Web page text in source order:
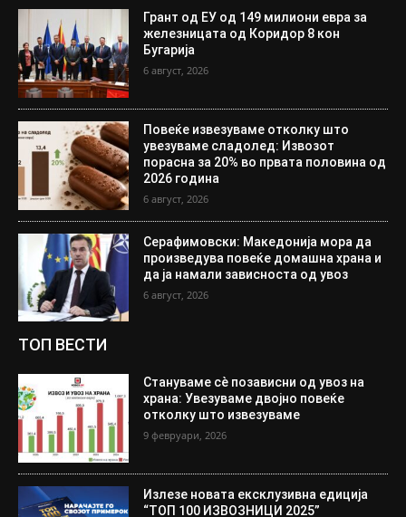
Грант од ЕУ од 149 милиони евра за
железницата од Коридор 8 кон
Бугарија
6 август, 2026
Повеќе извезуваме отколку што
увезуваме сладолед: Извозот
порасна за 20% во првата половина од
2026 година
6 август, 2026
Серафимовски: Македонија мора да
произведува повеќе домашна храна и
да ја намали зависноста од увоз
6 август, 2026
ТОП ВЕСТИ
Стануваме сè позависни од увоз на
храна: Увезуваме двојно повеќе
отколку што извезуваме
9 февруари, 2026
Излезе новата ексклузивна едиција
“ТОП 100 ИЗВОЗНИЦИ 2025”